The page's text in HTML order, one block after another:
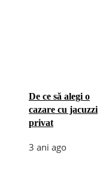
De ce să alegi o
cazare cu jacuzzi
privat
3 ani ago